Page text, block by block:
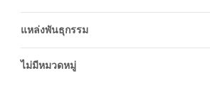
แหล่งพันธุกรรม
ไม่มีหมวดหมู่